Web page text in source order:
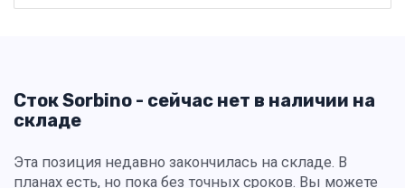
Сток Sorbino - сейчас нет в наличии на
складе
Эта позиция недавно закончилась на складе. В
планах есть, но пока без точных сроков. Вы можете